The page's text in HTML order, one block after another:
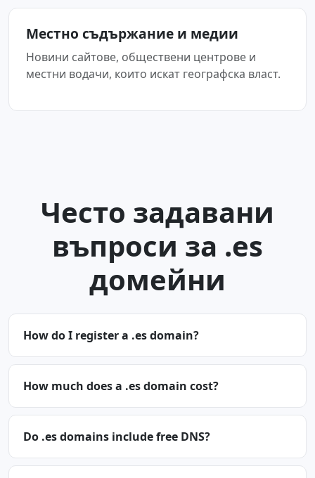
Местно съдържание и медии
Новини сайтове, обществени центрове и
местни водачи, които искат географска власт.
Често задавани
въпроси за .es
домейни
How do I register a .es domain?
How much does a .es domain cost?
Do .es domains include free DNS?